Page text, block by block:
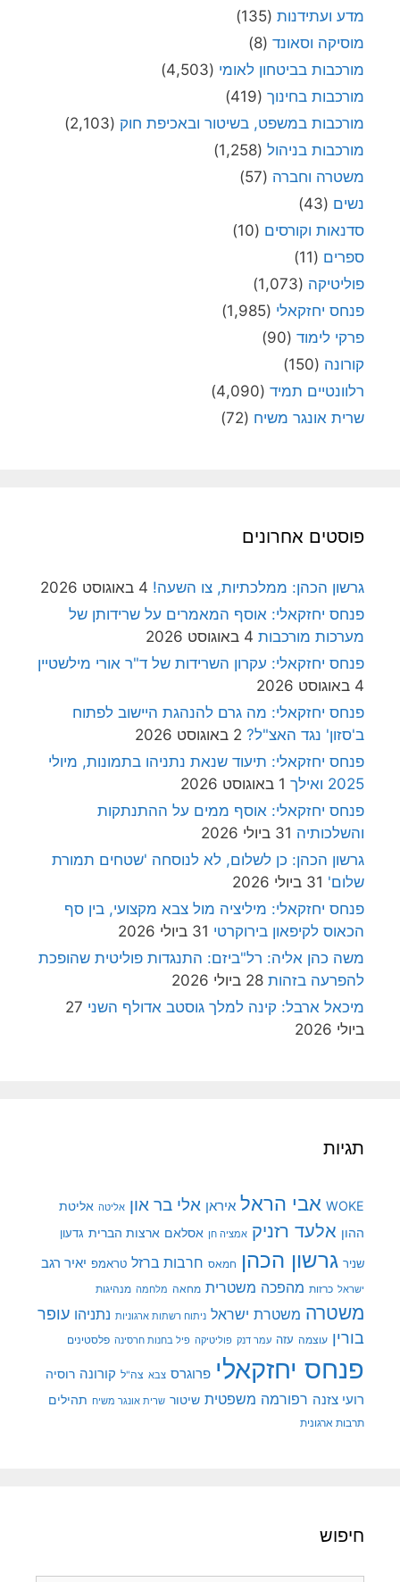
מדע ועתידנות (135)
מוסיקה וסאונד (8)
מורכבות בביטחון לאומי (4,503)
מורכבות בחינוך (419)
מורכבות במשפט, בשיטור ובאכיפת חוק (2,103)
מורכבות בניהול (1,258)
משטרה וחברה (57)
נשים (43)
סדנאות וקורסים (10)
ספרים (11)
פוליטיקה (1,073)
פנחס יחזקאלי (1,985)
פרקי לימוד (90)
קורונה (150)
רלוונטיים תמיד (4,090)
שרית אונגר משיח (72)
פוסטים אחרונים
גרשון הכהן: ממלכתיות, צו השעה! 4 באוגוסט 2026
פנחס יחזקאלי: אוסף המאמרים על שרידותן של
מערכות מורכבות 4 באוגוסט 2026
פנחס יחזקאלי: עקרון השרידות של ד"ר אורי מילשטיין
4 באוגוסט 2026
פנחס יחזקאלי: מה גרם להנהגת היישוב לפתוח
ב'סזון' נגד האצ"ל? 2 באוגוסט 2026
פנחס יחזקאלי: תיעוד שנאת נתניהו בתמונות, מיולי
2025 ואילך
1 באוגוסט 2026
פנחס יחזקאלי: אוסף ממים על ההתנתקות
והשלכותיה 31 ביולי 2026
גרשון הכהן: כן לשלום, לא לנוסחה 'שטחים תמורת
שלום' 31 ביולי 2026
פנחס יחזקאלי: מיליציה מול צבא מקצועי, בין סף
הכאוס לקיפאון בירוקרטי 31 ביולי 2026
משה כהן אליה: רל"ביזם: התנגדות פוליטית שהופכת
להפרעה בזהות 28 ביולי 2026
מיכאל ארבל: קינה למלך גוסטב אדולף השני 27
ביולי 2026
תגיות
WOKE אבי הראל איראן אלי בר און אליטה אליטת
ההון אלעד רזניק אמציה חן אסלאם ארצות הברית גדעון
שניר גרשון הכהן חמאס חרבות ברזל טראמפ יאיר רגב
ישראל כרזות מהפכה משטרית מחאה מלחמה מנהיגות
משטרה משטרת ישראל ניתוח רשתות ארגוניות נתניהו עופר
בורין עוצמה עזה עמר דנק פוליטיקה פיל בחנות חרסינה פלסטינים
פנחס יחזקאלי פרוגרס צבא צה"ל קורונה רוסיה
רועי צזנה רפורמה משפטית שיטור שרית אונגר משיח תהילים
תרבות ארגונית
חיפוש